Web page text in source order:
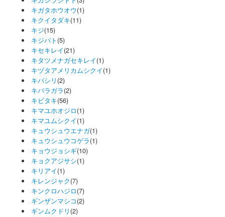
キガタホウオウ(1)
キクイタダキ(11)
キジ(15)
キジバト (5)
キセキレイ(21)
キタツメナガセキレイ(1)
キヅタアメリカムシクイ(1)
キバシリ (2)
キバラガラ(2)
キビタキ(56)
キマユホオジロ(1)
キマユムシクイ(1)
キュウシュウエナガ(1)
キュウシュウコゲラ(1)
キョウジョシギ(10)
キョクアジサシ(1)
キリアイ(1)
キレンジャク(7)
キンクロハジロ(7)
ギンザンマシコ(2)
ギンムクドリ (2)